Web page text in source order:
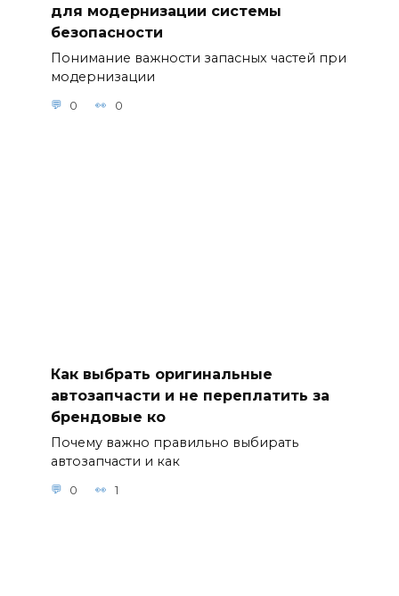
для модернизации системы
безопасности
Понимание важности запасных частей при
модернизации
0 0
Как выбрать оригинальные
автозапчасти и не переплатить за
брендовые ко
Почему важно правильно выбирать
автозапчасти и как
0 1